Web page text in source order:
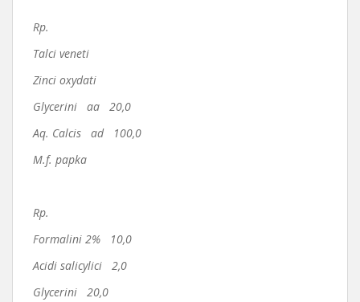
Rp.
Talci veneti
Zinci oxydati
Glycerini aa 20,0
Aq. Calcis ad 100,0
M.f. papka
Rp.
Formalini 2% 10,0
Acidi salicylici 2,0
Glycerini 20,0